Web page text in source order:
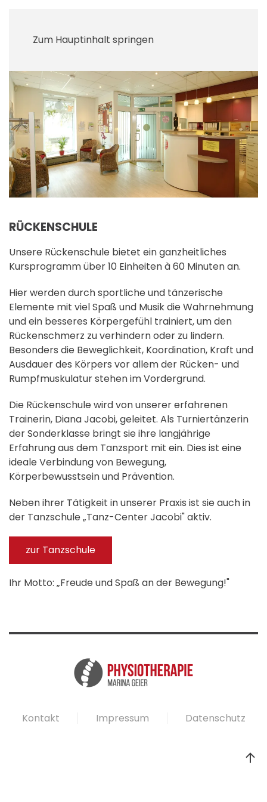
Zum Hauptinhalt springen
RÜCKENSCHULE
Unsere Rückenschule bietet ein ganzheitliches
Kursprogramm über 10 Einheiten à 60 Minuten an.
Hier werden durch sportliche und tänzerische
Elemente mit viel Spaß und Musik die Wahrnehmung
und ein besseres Körpergefühl trainiert, um den
Rückenschmerz zu verhindern oder zu lindern.
Besonders die Beweglichkeit, Koordination, Kraft und
Ausdauer des Körpers vor allem der Rücken- und
Rumpfmuskulatur stehen im Vordergrund.
Die Rückenschule wird von unserer erfahrenen
Trainerin, Diana Jacobi, geleitet. Als Turniertänzerin
der Sonderklasse bringt sie ihre langjährige
Erfahrung aus dem Tanzsport mit ein. Dies ist eine
ideale Verbindung von Bewegung,
Körperbewusstsein und Prävention.
Neben ihrer Tätigkeit in unserer Praxis ist sie auch in
der Tanzschule „Tanz-Center Jacobi" aktiv.
zur Tanzschule
Ihr Motto: „Freude und Spaß an der Bewegung!"
Kontakt Impressum Datenschutz